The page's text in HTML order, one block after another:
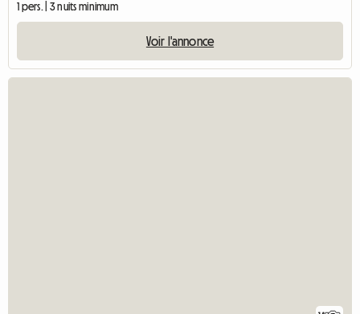
1 pers. | 3 nuits minimum
Voir l'annonce